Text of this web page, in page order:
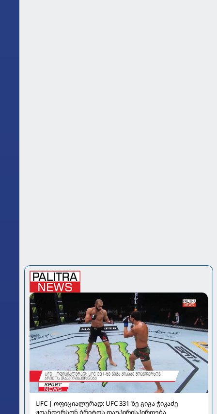
UFC | ოფიციალურად: UFC 331-ზე გიგა ჭიკაძე
ჟოანდერსონ ბრიტოს დაუპირისპირდება